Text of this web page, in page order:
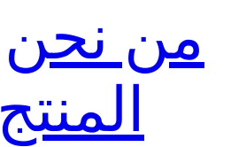
من نحن
المنتج